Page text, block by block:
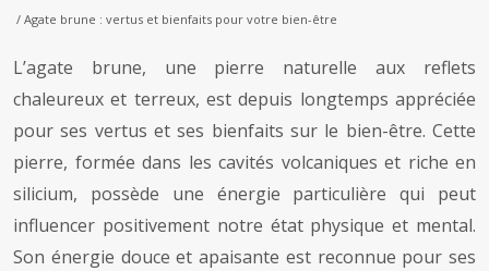
/ Agate brune : vertus et bienfaits pour votre bien-être
L’agate brune, une pierre naturelle aux reflets
chaleureux et terreux, est depuis longtemps appréciée
pour ses vertus et ses bienfaits sur le bien-être. Cette
pierre, formée dans les cavités volcaniques et riche en
silicium, possède une énergie particulière qui peut
influencer positivement notre état physique et mental.
Son énergie douce et apaisante est reconnue pour ses